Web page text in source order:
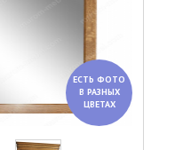
ЕСТЬ ФОТО
В РАЗНЫХ
ЦВЕТАХ